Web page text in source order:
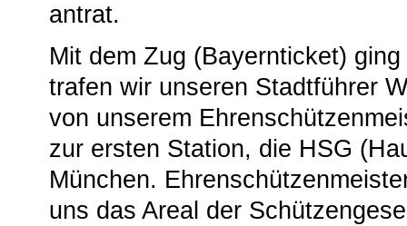
antrat.
Mit dem Zug (Bayernticket)
trafen wir unseren Stadtführer
von unserem
zur ersten Station, die HSG
München.
uns das Areal der